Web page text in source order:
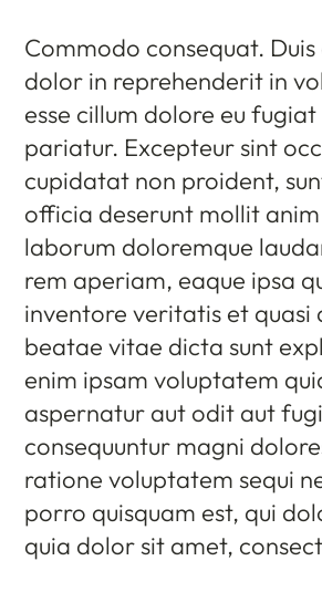
Commodo consequat.
dolor in reprehenderit in
esse cillum dolore eu fugiat
pariatur. Excepteur sint
cupidatat non proident,
officia deserunt mollit
laborum doloremque
rem aperiam, eaque ipsa
inventore veritatis et quasi
beatae vitae dicta sunt
enim ipsam voluptatem
aspernatur aut odit aut
consequuntur magni
ratione voluptatem sequi
porro quisquam est, qui
quia dolor sit amet,